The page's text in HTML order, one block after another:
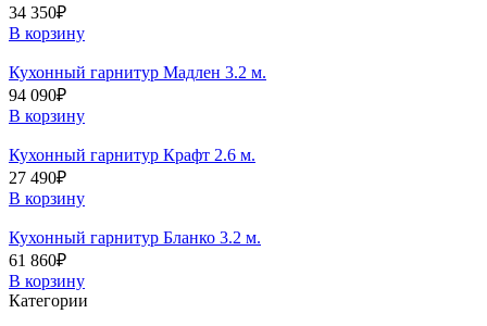
34 350₽
В корзину
Кухонный гарнитур Мадлен 3.2 м.
94 090₽
В корзину
Кухонный гарнитур Крафт 2.6 м.
27 490₽
В корзину
Кухонный гарнитур Бланко 3.2 м.
61 860₽
В корзину
Категории